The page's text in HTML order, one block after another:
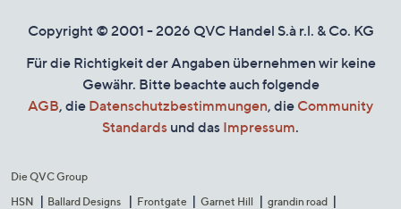
Copyright © 2001 - 2026 QVC Handel S.à r.l. & Co. KG
Für die Richtigkeit der Angaben übernehmen wir keine
Gewähr. Bitte beachte auch folgende
AGB, die Datenschutzbestimmungen, die Community
Standards und das Impressum.
Die QVC Group
HSN
Ballard Designs Frontgate Garnet Hill
grandin road